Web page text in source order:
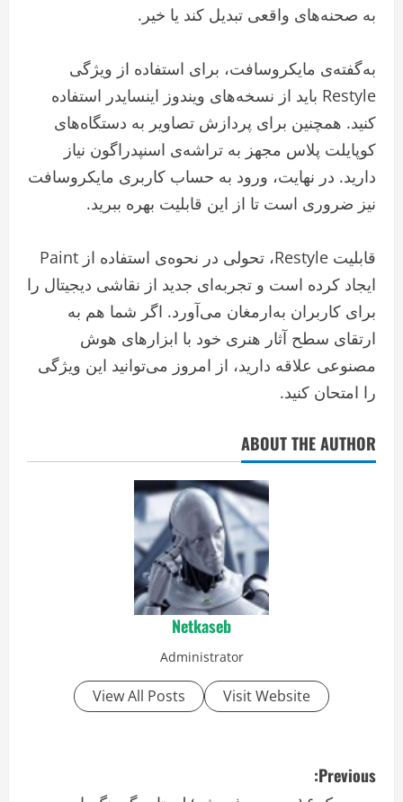
به صحنه‌های واقعی تبدیل کند یا خیر.
به‌گفته‌ی مایکروسافت، برای استفاده از ویژگی
Restyle باید از نسخه‌های ویندوز اینسایدر استفاده
کنید. همچنین برای پردازش تصاویر به دستگاه‌های
کوپایلت پلاس مجهز به تراشه‌ی اسنپدراگون نیاز
دارید. در نهایت، ورود به حساب کاربری مایکروسافت
نیز ضروری است تا از این قابلیت بهره ببرید.
قابلیت Restyle، تحولی در نحوه‌ی استفاده از Paint
ایجاد کرده است و تجربه‌ای جدید از نقاشی دیجیتال را
برای کاربران به‌ارمغان می‌آورد. اگر شما هم به
ارتقای سطح آثار هنری خود با ابزارهای هوش
مصنوعی علاقه دارید، از امروز می‌توانید این ویژگی
را امتحان کنید.
ABOUT THE AUTHOR
Netkaseb
Administrator
Visit Website
View All Posts
P
Previous: